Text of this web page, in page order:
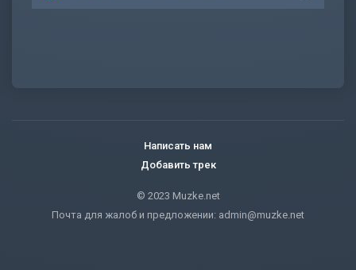
Написать нам
Добавить трек
© 2023 Muzke.net
Почта для жалоб и предложении: admin@muzke.net